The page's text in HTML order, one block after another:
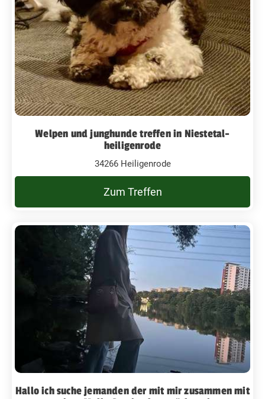
Welpen und junghunde treffen in Niestetal-
heiligenrode
34266 Heiligenrode
Zum Treffen
Hallo ich suche jemanden der mit mir zusammen mit